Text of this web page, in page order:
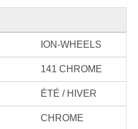
ION-WHEELS
141 CHROME
ÉTÉ / HIVER
CHROME